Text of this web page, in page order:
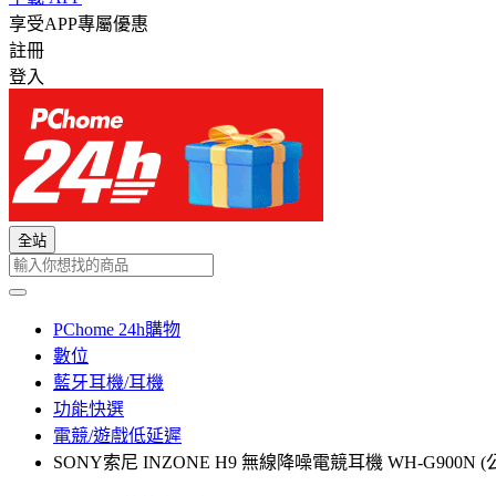
享受APP專屬優惠
註冊
登入
全站
PChome 24h購物
數位
藍牙耳機/耳機
功能快選
電競/遊戲低延遲
SONY索尼 INZONE H9 無線降噪電競耳機 WH-G900N (